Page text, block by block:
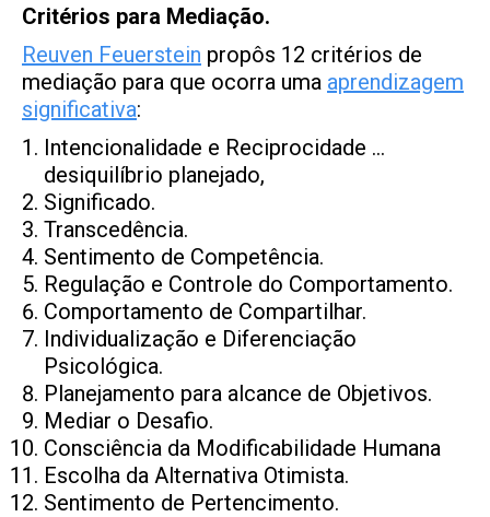
Critérios para Mediação.
Reuven Feuerstein propôs 12 critérios de
mediação para que ocorra uma aprendizagem
significativa:
Intencionalidade e Reciprocidade …
desiquilíbrio planejado,
Significado.
Transcedência.
Sentimento de Competência.
Regulação e Controle do Comportamento.
Comportamento de Compartilhar.
Individualização e Diferenciação
Psicológica.
Planejamento para alcance de Objetivos.
Mediar o Desafio.
Consciência da Modificabilidade Humana
Escolha da Alternativa Otimista.
Sentimento de Pertencimento.